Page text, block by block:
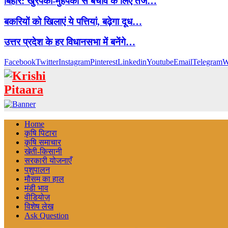
बकरियों को खिलाएं ये पत्तियां, बढ़ेगा दूध…
उत्तर प्रदेश के हर विधानसभा में बनेंगे…
FacebookTwitterInstagramPinterestLinkedinYoutubeEmailTelegram
Home
कृषि पिटारा
कृषि समाचार
खेती-किसानी
सरकारी योजनाएँ
पशुपालन
मौसम का हाल
मंडी भाव
वीडियोज़
विशेष लेख
Ask Question